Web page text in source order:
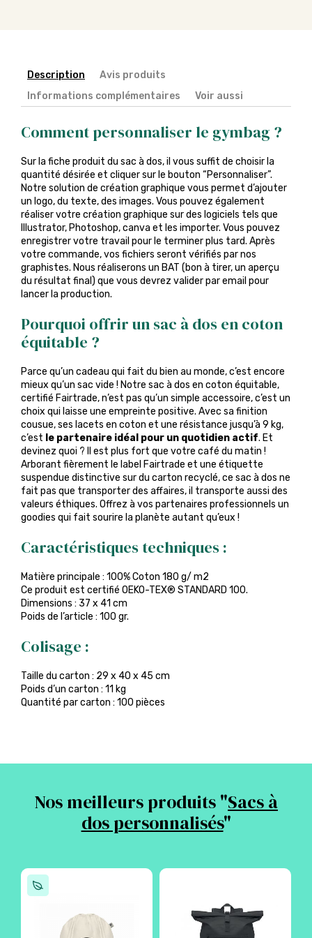
Description
Avis produits
Informations complémentaires
Voir aussi
Comment personnaliser le gymbag ?
Sur la fiche produit du sac à dos, il vous suffit de choisir la
quantité désirée et cliquer sur le bouton “Personnaliser”.
Notre solution de création graphique vous permet d’ajouter
un logo, du texte, des images. Vous pouvez également
réaliser votre création graphique sur des logiciels tels que
Illustrator, Photoshop, canva et les importer. Vous pouvez
enregistrer votre travail pour le terminer plus tard. Après
votre commande, vos fichiers seront vérifiés par nos
graphistes. Nous réaliserons un BAT (bon à tirer, un aperçu
du résultat final) que vous devrez valider par email pour
lancer la production.
Pourquoi offrir un sac à dos en coton
équitable ?
Parce qu’un cadeau qui fait du bien au monde, c’est encore
mieux qu’un sac vide ! Notre sac à dos en coton équitable,
certifié Fairtrade, n’est pas qu’un simple accessoire, c’est un
choix qui laisse une empreinte positive. Avec sa finition
cousue, ses lacets en coton et une résistance jusqu’à 9 kg,
c’est le partenaire idéal pour un quotidien actif. Et
devinez quoi ? Il est plus fort que votre café du matin !
Arborant fièrement le label Fairtrade et une étiquette
suspendue distinctive sur du carton recyclé, ce sac à dos ne
fait pas que transporter des affaires, il transporte aussi des
valeurs éthiques. Offrez à vos partenaires professionnels un
goodies qui fait sourire la planète autant qu’eux !
Caractéristiques techniques :
Matière principale : 100% Coton 180 g/ m2
Ce produit est certifié OEKO-TEX® STANDARD 100.
Dimensions : 37 x 41 cm
Poids de l’article : 100 gr.
Colisage :
Taille du carton : 29 x 40 x 45 cm
Poids d’un carton : 11 kg
Quantité par carton : 100 pièces
Nos meilleurs produits "Sacs à
dos personnalisés"